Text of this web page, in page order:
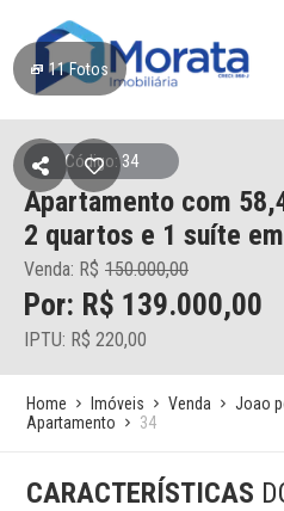
11Fotos
Código: 34
Apartamento com
2 quartos e 1 suíte
Venda: R$ 150.000,00
Por: R$ 139.000,00
IPTU: R$ 220,00
Home Imóveis Venda Joao
Apartamento
34
CARACTERÍSTICAS